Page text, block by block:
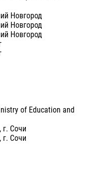
Новгород
Новгород
Новгород
of Education and
Сочи
Сочи